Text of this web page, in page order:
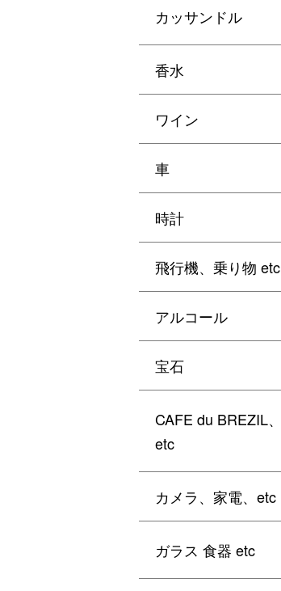
カッサンドル
香水
ワイン
車
時計
飛行機、乗り物 etc
アルコール
宝石
CAFE du BREZIL、
etc
カメラ、家電、etc
ガラス 食器 etc